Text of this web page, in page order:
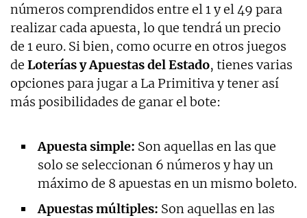
números comprendidos entre el 1 y el 49 para
realizar cada apuesta, lo que tendrá un precio
de 1 euro. Si bien, como ocurre en otros juegos
de Loterías y Apuestas del Estado, tienes varias
opciones para jugar a La Primitiva y tener así
más posibilidades de ganar el bote:
Apuesta simple: Son aquellas en las que
solo se seleccionan 6 números y hay un
máximo de 8 apuestas en un mismo boleto.
Apuestas múltiples: Son aquellas en las